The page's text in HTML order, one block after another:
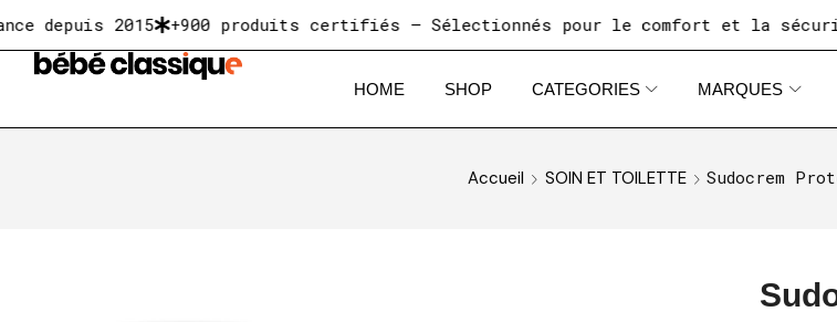
2015 +900 produits certifiés — Sélectionnés pour le comfort et la sécurité de
HOME SHOP CATEGORIES MARQUES
Accueil SOIN ET TOILETTE Sudocrem